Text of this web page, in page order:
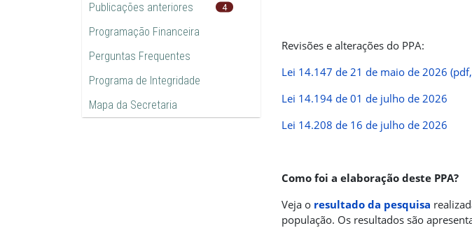
Publicações anteriores
4
Programação Financeira
Perguntas Frequentes
Programa de Integridade
Mapa da Secretaria
Revisões e alterações do PPA:
Lei 14.147 de 21 de maio de 2026
Lei 14.194 de 01 de julho de 2026
Lei 14.208 de 16 de julho de 2026
Como foi a elaboração deste PPA?
Veja o resultado da pesquisa
população. Os resultados são